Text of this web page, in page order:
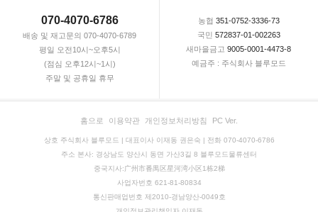
070-4070-6786
배송 및 재고문의 070-4070-6789
평일 오전10시~오후5시
(점심 오후12시~1시)
주말 및 공휴일 휴무
농협 351-0752-3336-73
국민 572837-01-002263
새마을금고 9005-0001-4473-8
예금주 : 주식회사 블루모드
홈으로 이용약관 개인정보처리방침 PC Ver.
상호 주식회사 블루모드 | 대표이사 이재동 권은숙 | 전화 070-4070-6786
주소 본사: 경상남도 양산시 동면 가산3길 8 블루모드물류센터
중국지사:广州市番禺区星河湾小区1栋2梯
사업자번호 621-81-80834
통신판매업번호 제2010-경남양산-0049호